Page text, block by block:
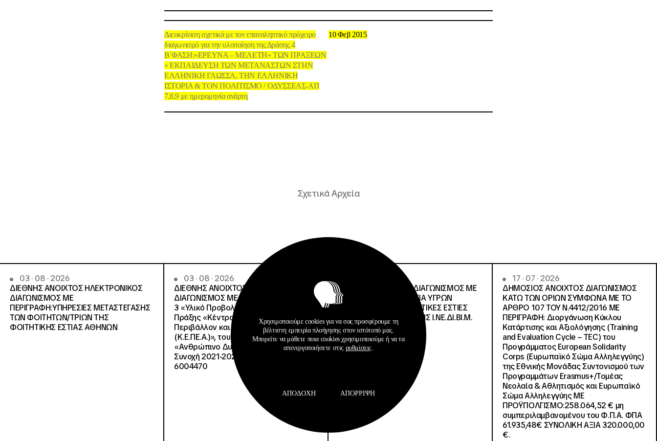
Διευκρίνιση σχετικά με τον επαναληπτικό πρόχειρο
διαγωνισμό για την υλοποίηση της Δράσης 4
Β΄ΦΑΣΗ:«ΕΡΕΥΝΑ – ΜΕΛΕΤΗ» ΤΩΝ ΠΡΑΞΕΩΝ
« ΕΚΠΑΙΔΕΥΣΗ ΤΩΝ ΜΕΤΑΝΑΣΤΩΝ ΣΤΗΝ
ΕΛΛΗΝΙΚΗ ΓΛΩΣΣΑ, ΤΗΝ ΕΛΛΗΝΙΚΗ
ΙΣΤΟΡΙΑ & ΤΟΝ ΠΟΛΙΤΙΣΜΟ / ΟΔΥΣΣΕΑΣ-ΑΠ
7,8,9 με ημερομηνία ανάρτη
10 Φεβ 2015
Σχετικά Αρχεία
03 · 08 · 2026
ΔΙΕΘΝΗΣ ΑΝΟΙΧΤΟΣ ΗΛΕΚΤΡΟΝΙΚΟΣ
ΔΙΑΓΩΝΙΣΜΟΣ ΜΕ
ΠΕΡΙΓΡΑΦΗ:ΥΠΗΡΕΣΙΕΣ METAΣΤΕΓΑΣΗΣ
ΤΩΝ ΦΟΙΤΗΤΩΝ/ΤΡΙΩΝ ΤΗΣ
ΦΟΙΤΗΤΙΚΗΣ ΕΣΤΙΑΣ ΑΘΗΝΩΝ
03 · 08 · 2026
ΔΙΕΘΝΗΣ ΑΝΟΙΧΤΟΣ ΗΛΕΚΤΡΟΝΙΚΟΣ
ΔΙΑΓΩΝΙΣΜΟΣ ΜΕ ΠΕΡΙΓΡΑΦΗ:Υποέργο
3 «Υλικό Προβολής της Πράξης» της
Πράξης «Κέντρα Εκπαίδευσης για το
Περιβάλλον και την Αειφορία
(Κ.Ε.ΠΕ.Α.)», του Προγράμματος
«Ανθρώπινο Δυναμικό και Κοινωνική
Συνοχή 2021-2027», με κωδικό ΟΠΣ
6004470
ΔΙΕΘΝΗΣ ΑΝΟΙΧΤΟΣ ΔΙΑΓΩΝΙΣΜΟΣ ΜΕ
ΠΕΡΙΓΡΑΦΗ:ΠΡΟΜΗΘΕΙΑ ΥΓΡΩΝ
ΚΑΥΣΙΜΩΝ ΣΤΙΣ ΦΟΙΤΗΤΙΚΕΣ ΕΣΤΙΕΣ
ΔΙΑΧΕΙΡΙΣΤΙΚΗΣ ΕΥΘΥΝΗΣ Ι.ΝΕ.ΔΙ.ΒΙ.Μ.
17 · 07 · 2026
ΔΗΜΟΣΙΟΣ ΑΝΟΙΧΤΟΣ ΔΙΑΓΩΝΙΣΜΟΣ
ΚΑΤΩ ΤΩΝ ΟΡΙΩΝ ΣΥΜΦΩΝΑ ΜΕ ΤΟ
ΑΡΘΡΟ 107 ΤΟΥ Ν.4412/2016 ΜΕ
ΠΕΡΙΓΡΑΦΗ: Διοργάνωση Κύκλου
Κατάρτισης και Αξιολόγησης (Training
and Evaluation Cycle – TEC) του
Προγράμματος European Solidarity
Corps (Ευρωπαϊκό Σώμα Αλληλεγγύης)
της Εθνικής Μονάδας Συντονισμού των
Προγραμμάτων Erasmus+/Τομέας
Νεολαία & Αθλητισμός και Ευρωπαϊκό
Σώμα Αλληλεγγύης ΜΕ
ΠΡΟΫΠΟΛΓΙΣΜΟ:258.064,52 € μη
συμπεριλαμβανομένου του Φ.Π.Α. ΦΠΑ
61.935,48€ ΣΥΝΟΛΙΚΗ ΑΞΙΑ 320.000,00
€.
Χρησιμοποιούμε cookies για να σας προσφέρουμε τη
βέλτιστη εμπειρία πλοήγησης στον ιστότοπό μας.
Μπορείτε να μάθετε ποια cookies χρησιμοποιούμε ή να τα
απενεργοποιήσετε στις ρυθμίσεις.
ΑΠΟΔΟΧΉ ΑΠΌΡΡΙΨΗ